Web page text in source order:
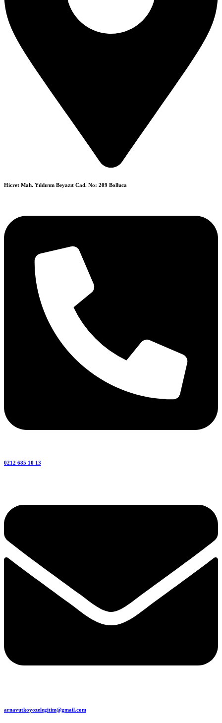
Hicret Mah. Yıldırım Beyazıt Cad. No: 209 Bolluca
0212 685 10 13
arnavutkoyozelegitim@gmail.com